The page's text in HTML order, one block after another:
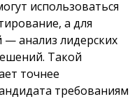
использоваться
а для
— анализ лидерских
Такой
точнее
требованиям